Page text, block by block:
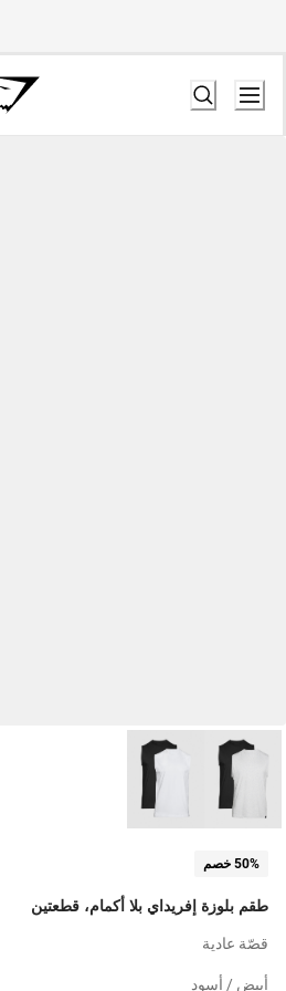
50% خصم
طقم بلوزة إفريداي بلا أكمام، قطعتين
قصّة عادية
أبيض / أسود